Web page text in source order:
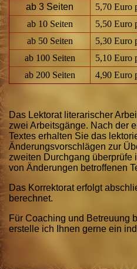
ab 3 Seiten
5,70 Euro
ab 10 Seiten
5,50 Euro
ab 50 Seiten
5,30 Euro
ab 100 Seiten
5,10 Euro
ab 200 Seiten
4,90 Euro
Das Lektorat literarischer
zwei Arbeitsgänge. Nach der
Textes erhalten Sie das
Änderungsvorschlägen zur
zweiten Durchgang überprüfe
von Änderungen betroffenen
Das Korrektorat erfolgt
berechnet.
Für Coaching und Betreuung
erstelle ich Ihnen gerne ein